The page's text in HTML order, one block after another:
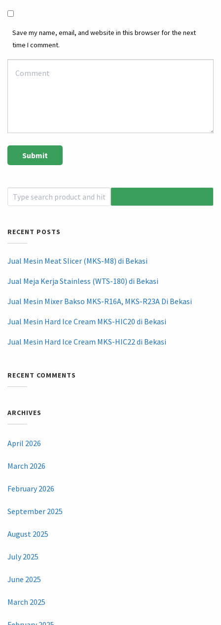
Save my name, email, and website in this browser for the next
time I comment.
RECENT POSTS
Jual Mesin Meat Slicer (MKS-M8) di Bekasi
Jual Meja Kerja Stainless (WTS-180) di Bekasi
Jual Mesin Mixer Bakso MKS-R16A, MKS-R23A Di Bekasi
Jual Mesin Hard Ice Cream MKS-HIC20 di Bekasi
Jual Mesin Hard Ice Cream MKS-HIC22 di Bekasi
RECENT COMMENTS
ARCHIVES
April 2026
March 2026
February 2026
September 2025
August 2025
July 2025
June 2025
March 2025